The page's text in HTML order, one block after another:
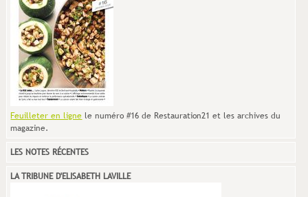
Feuilleter en ligne le numéro #16 de Restauration21 et les archives du
magazine.
LES NOTES RÉCENTES
LA TRIBUNE D'ELISABETH LAVILLE